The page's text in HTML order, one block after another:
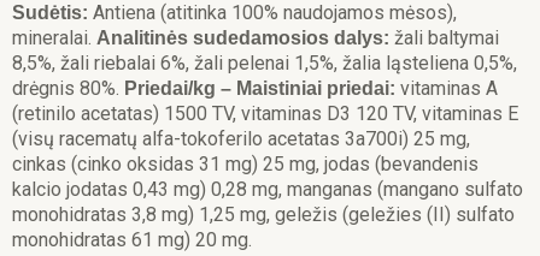
Sudėtis: Antiena (atitinka 100% naudojamos mėsos),
mineralai. Аnalitinės sudedamosios dalys: žali baltymai
8,5%, žali riebalai 6%, žali pelenai 1,5%, žalia ląsteliena 0,5%,
drėgnis 80%. Priedai/kg – Maistiniai priedai: vitaminas A
(retinilo acetatas) 1500 TV, vitaminas D3 120 TV, vitaminas E
(visų racematų alfa-tokoferilo acetatas 3a700i) 25 mg,
cinkas (cinko oksidas 31 mg) 25 mg, jodas (bevandenis
kalcio jodatas 0,43 mg) 0,28 mg, manganas (mangano sulfato
monohidratas 3,8 mg) 1,25 mg, geležis (geležies (II) sulfato
monohidratas 61 mg) 20 mg.